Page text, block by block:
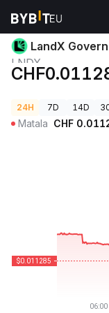
Kryptohinnat LandX
LandX
LNDX
24H 7D 14D
Matala CHF